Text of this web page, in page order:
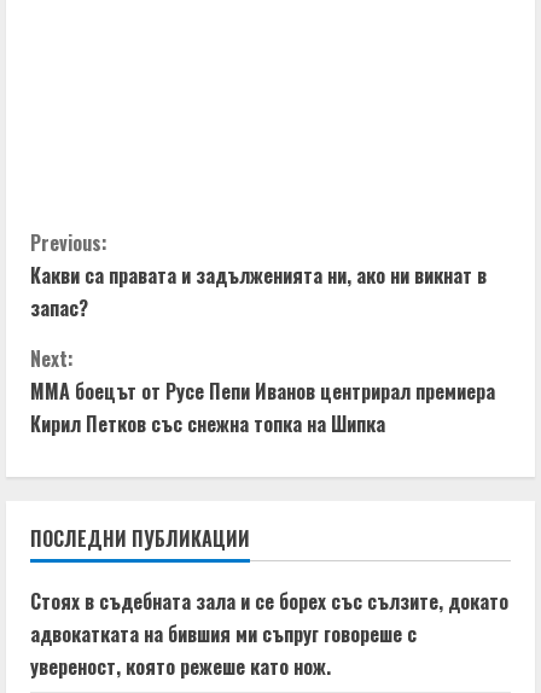
C
o
n
t
u
e
R
Previous:
Какви са правата и задълженията ни, ако ни викнат в
запас?
Next:
ММА боецът от Русе Пепи Иванов центрирал премиера
Кирил Петков със снежна топка на Шипка
ПОСЛЕДНИ ПУБЛИКАЦИИ
Стоях в съдебната зала и се борех със сълзите, докато
адвокатката на бившия ми съпруг говореше с
увереност, която режеше като нож.